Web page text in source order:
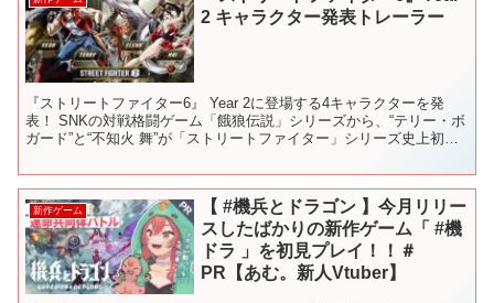
2 キャラクター発表トレーラー
『ストリートファイター6』 Year 2に登場する4キャラクターを発
表！ SNKの対戦格闘ゲーム「餓狼伝説」シリーズから、“テリー・ボ
ガード”と“不知火 舞”が「ストリートファイター」シリーズ史上初の
新作ゲーム
【 #機兵とドラゴン 】今月リリー
スしたばかりの新作ゲーム「 #機
ドラ 」を初見プレイ！！＃
PR【あむ。新人Vtuber】